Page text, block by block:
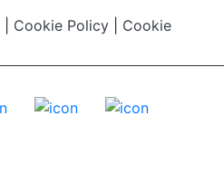
Cookie Policy
Cookie